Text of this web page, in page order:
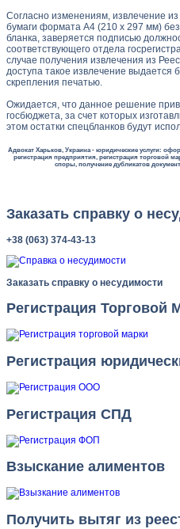
Согласно изменениям, извлечение
бумаги формата А4 (210 х 297 мм)
бланка, заверяется подписью
соответствующего отдела
случае получения извлечения из
доступа такое извлечение выдается
скрепления печатью.
Ожидается, что данное решение
госбюджета, за счет которых
этом остатки спецбланков будут
Адвокат Харьков, Украина - юридические услуги:
регистрация предприятия, регистрация торговой
споры, получение дубликатов
Заказать справку о
+38 (063) 374-43-13
Заказать справку о несудимости
Регистрация Торговой
Регистрация
Регистрация СПД
Взыскание алиментов
Получить вытяг из